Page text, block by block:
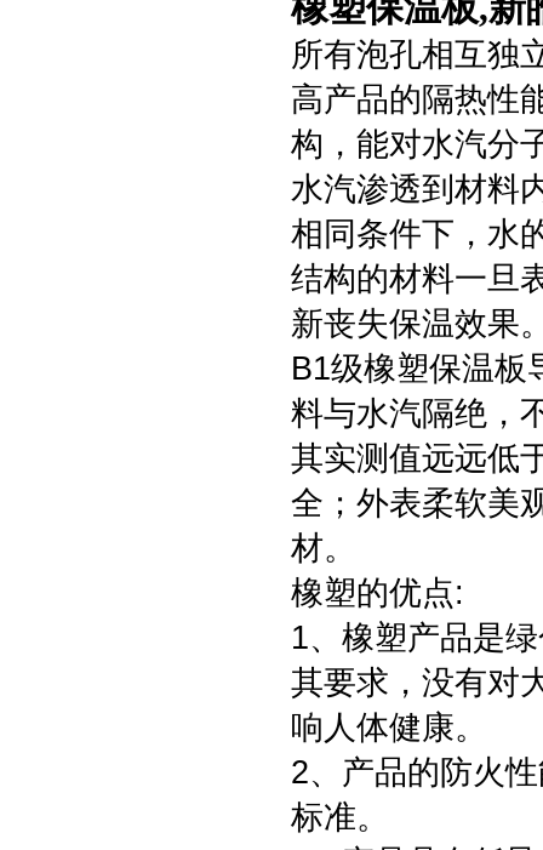
橡塑保温板,新
所有泡孔相互独
高产品的隔热性
构，能对水汽分
水汽渗透到材料
相同条件下，水
结构的材料一旦
新丧失保温效果
B1级橡塑保温板
料与水汽隔绝，
其实测值远远低
全；外表柔软美
材。
橡塑的优点:
1、橡塑产品是
其要求，没有对
响人体健康。
2、产品的防火
标准。